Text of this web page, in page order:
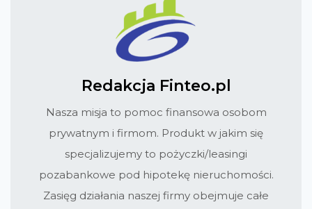
Redakcja Finteo.pl
Nasza misja to pomoc finansowa osobom
prywatnym i firmom. Produkt w jakim się
specjalizujemy to pożyczki/leasingi
pozabankowe pod hipotekę nieruchomości.
Zasięg działania naszej firmy obejmuje całe